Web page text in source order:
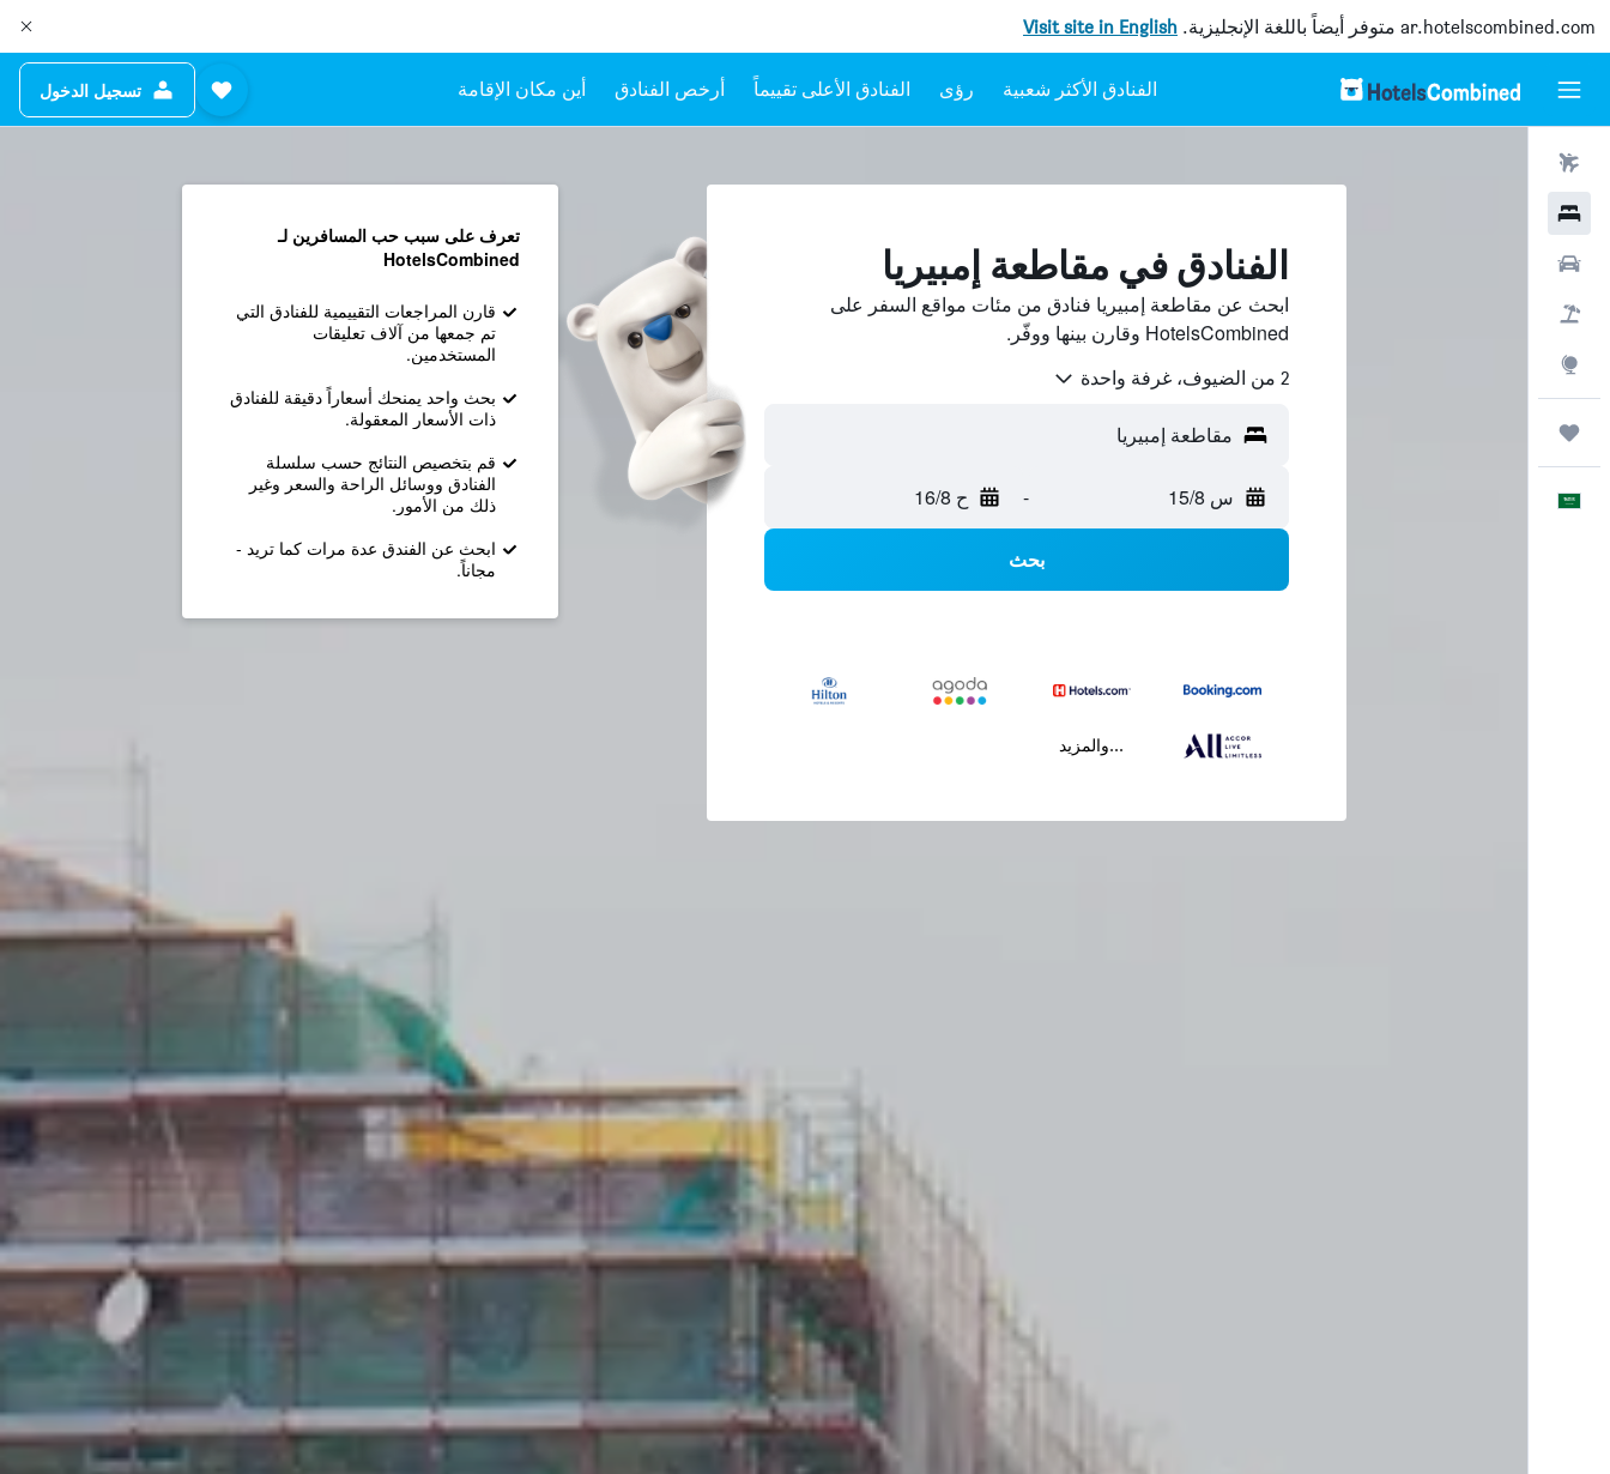
ar.hotelscombined.com متوفر أيضاً باللغة الإنجليزية. Visit site in English
رؤى الفنادق الأعلى تقييماً أرخص الفنادق أين مكان الإقامة تسجيل الدخول
الفنادق في مقاطعة إمبيريا
ابحث عن مقاطعة إمبيريا فنادق من مئات مواقع السفر على
HotelsCombined وقارن بينها ووفّر.
2 من الضيوف، غرفة واحدة
مقاطعة إمبيريا
س 15/8 - ح 16/8
بحث
...والمزيد
تعرف على سبب حب المسافرين لـ
HotelsCombined
قارن المراجعات التقييمية للفنادق التي
تم جمعها من آلاف تعليقات
المستخدمين.
بحث واحد يمنحك أسعاراً دقيقة للفنادق
ذات الأسعار المعقولة.
قم بتخصيص النتائج حسب سلسلة
الفنادق ووسائل الراحة والسعر وغير
ذلك من الأمور.
ابحث عن الفندق عدة مرات كما تريد -
مجاناً.